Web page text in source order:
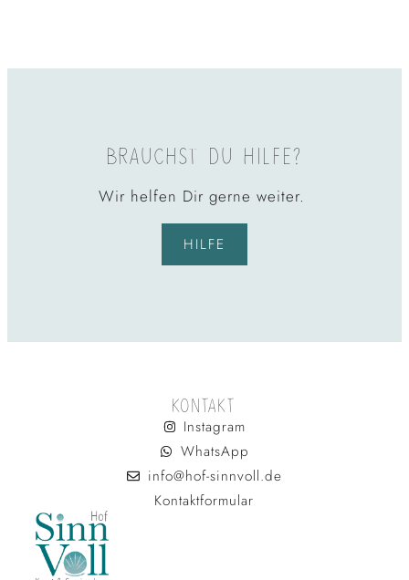
BRAUCHST DU HILFE?
Wir helfen Dir gerne weiter.
HILFE
KONTAKT
Instagram
WhatsApp
info@hof-sinnvoll.de
Kontaktformular